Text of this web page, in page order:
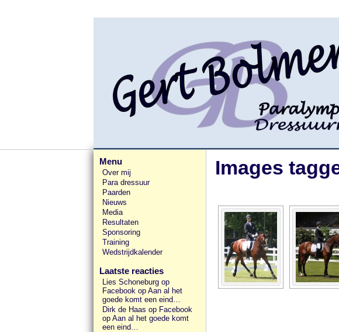
Menu
Over mij
Para dressuur
Paarden
Nieuws
Media
Resultaten
Sponsoring
Training
Wedstrijdkalender
Laatste reacties
Lies Schoneburg op
Facebook op Aan al het
goede komt een eind…
Dirk de Haas op Facebook
op Aan al het goede komt
een eind…
Images